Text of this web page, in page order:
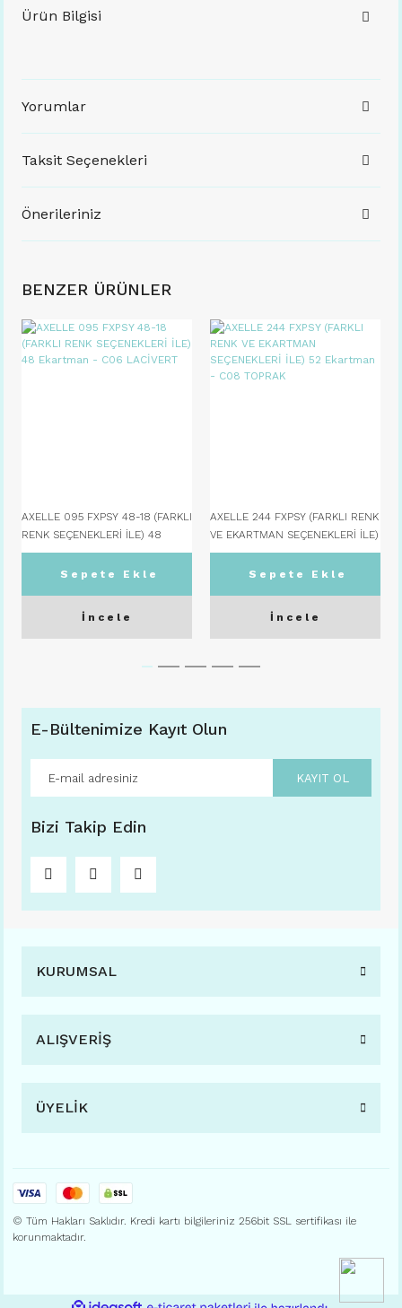
Ürün Bilgisi
Yorumlar
Taksit Seçenekleri
Önerileriniz
BENZER ÜRÜNLER
AXELLE 095 FXPSY 48-18 (FARKLI
RENK SEÇENEKLERİ İLE) 48
Ekartman - C06 LACİVERT
Sepete Ekle
İncele
AXELLE 244 FXPSY (FARKLI RENK
VE EKARTMAN SEÇENEKLERİ İLE)
52 Ekartman - C08 TOPRAK
Sepete Ekle
İncele
E-Bültenimize Kayıt Olun
KAYIT OL
Bizi Takip Edin
KURUMSAL
ALIŞVERİŞ
ÜYELİK
© Tüm Hakları Saklıdır. Kredi kartı bilgileriniz 256bit SSL sertifikası ile
korunmaktadır.